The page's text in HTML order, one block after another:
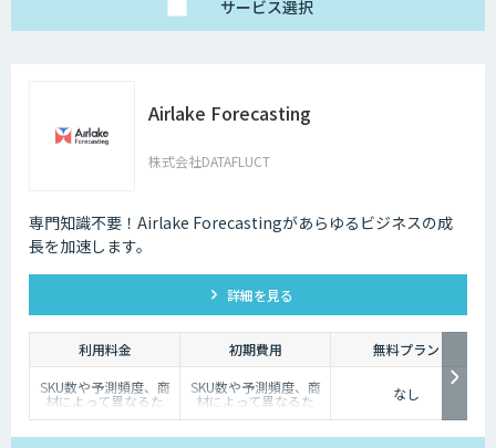
【生成AIプラン】
サービス選択
Airlake Forecasting
株式会社DATAFLUCT
専門知識不要！Airlake Forecastingがあらゆるビジネスの成
長を加速します。
詳細を見る
利用料金 初期費用
無料プラン
SKU数や予測頻度、商
材によって異なるた
め、
SKU数や予測頻度、商
材によって異なるた
め、
なし